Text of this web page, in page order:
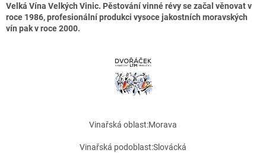
Velká Vína Velkých Vinic. Pěstování vinné révy se začal věnovat v
roce 1986, profesionální produkci vysoce jakostních moravských
vín pak v roce 2000.
Vinařská oblast:Morava
Vinařská podoblast:Slovácká